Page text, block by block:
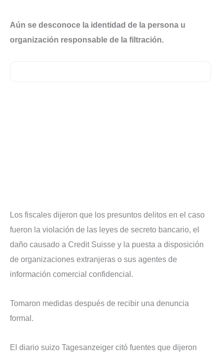
Aún se desconoce la identidad de la persona u
organización responsable de la filtración.
Los fiscales dijeron que los presuntos delitos en el caso
fueron la violación de las leyes de secreto bancario, el
daño causado a Credit Suisse y la puesta a disposición
de organizaciones extranjeras o sus agentes de
información comercial confidencial.
Tomaron medidas después de recibir una denuncia
formal.
El diario suizo Tagesanzeiger citó fuentes que dijeron